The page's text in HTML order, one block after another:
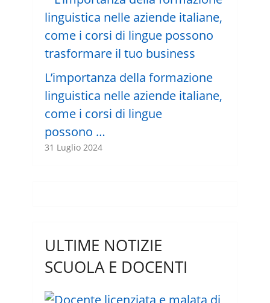
L’importanza della formazione
linguistica nelle aziende italiane,
come i corsi di lingue
possono …
31 Luglio 2024
ULTIME NOTIZIE
SCUOLA E DOCENTI